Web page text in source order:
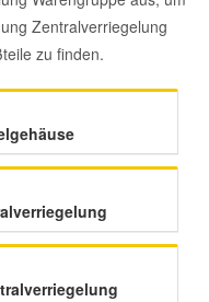
Zentralverriegelung
zu finden.